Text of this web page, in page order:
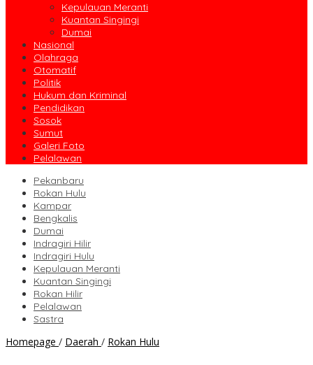
Kepulauan Meranti
Kuantan Singingi
Dumai
Nasional
Olahraga
Otomatif
Politik
Hukum dan Kriminal
Pendidikan
Sosok
Sumut
Galeri Foto
Pelalawan
Pekanbaru
Rokan Hulu
Kampar
Bengkalis
Dumai
Indragiri Hilir
Indragiri Hulu
Kepulauan Meranti
Kuantan Singingi
Rokan Hilir
Pelalawan
Sastra
Homepage / Daerah / Rokan Hulu